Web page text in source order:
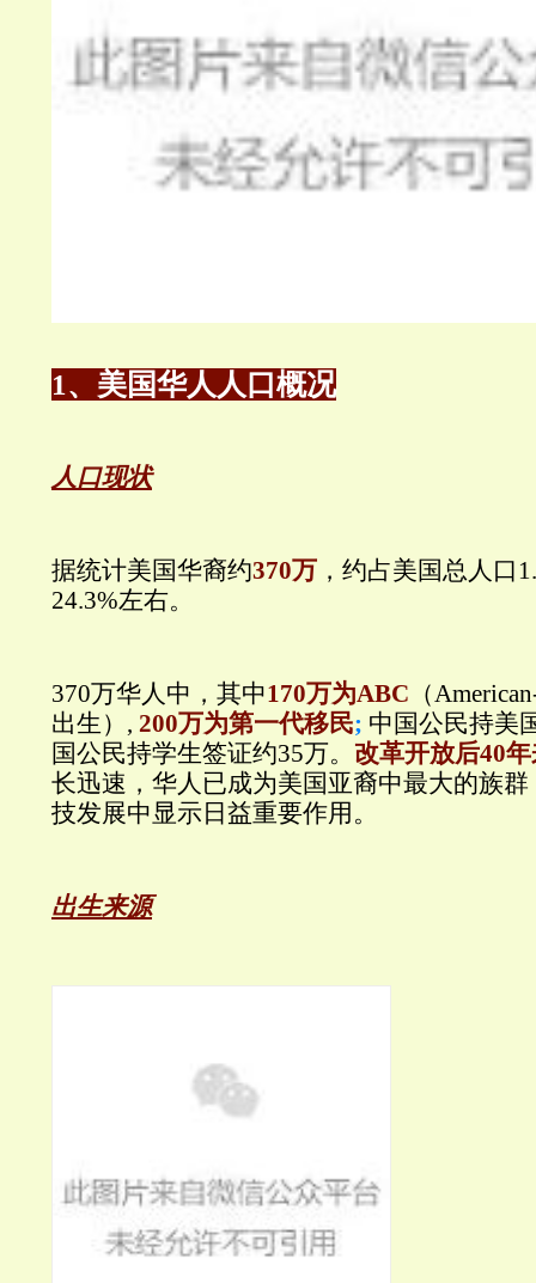
1、美国华人人口概况
人口现状
据统计美国华裔约370万 ，约占美国总人口
24.3%左右。
370万华人中，其中170万为ABC （
出生）, 200万为第一代移民; 中国公民持美
国公民持学生签证约35万。 改革开放后40
长迅速，华人已成为美国亚裔中最大的族
技发展中显示日益重要作用。
出生来源